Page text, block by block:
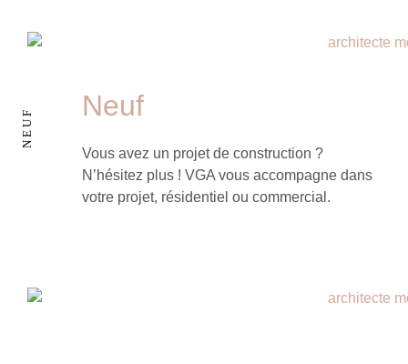
Neuf
Vous avez un projet de construction ?
N’hésitez plus ! VGA vous accompagne dans
votre projet, résidentiel ou commercial.